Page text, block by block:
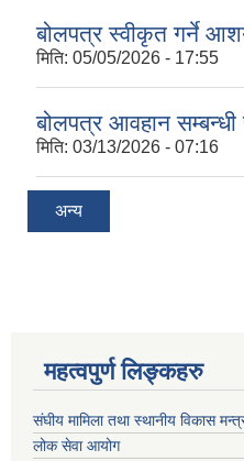
बोलपत्र स्वीकृत गर्ने
मिति: 05/05/2026 - 17:55
बोलपत्र आवहान
मिति: 03/13/2026 - 07:16
अन्य
महत्वपुर्ण लिङ्कहरु
संघीय मामिला तथा स्थानीय विकास
लोक सेवा आयोग